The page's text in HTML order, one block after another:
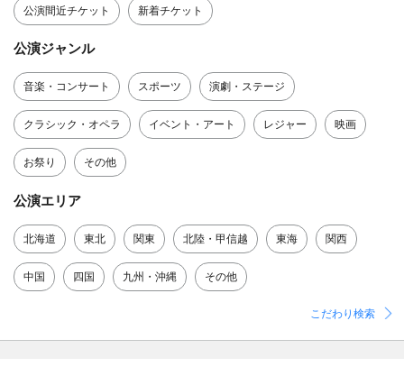
公演間近チケット 新着チケット
公演ジャンル
音楽・コンサート スポーツ 演劇・ステージ
クラシック・オペラ イベント・アート レジャー 映画
お祭り その他
公演エリア
北海道 東北 関東 北陸・甲信越 東海 関西
中国 四国 九州・沖縄 その他
こだわり検索